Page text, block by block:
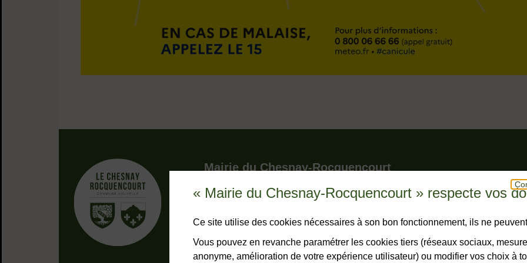
« Mairie du Chesnay-Rocquencourt » respecte vos
Ce site utilise des cookies nécessaires à son bon fonctionnement, ils ne
Vous pouvez en revanche paramétrer les cookies tiers (réseaux sociaux,
anonyme, amélioration de votre expérience utilisateur) ou modifier vos choix à
Adresse dans le pied de page
Mairie du Chesnay-Rocquencourt
9, rue Pottier - BP 150 - Le Chesnay
Bouton téléphone
01 39 23 23 23